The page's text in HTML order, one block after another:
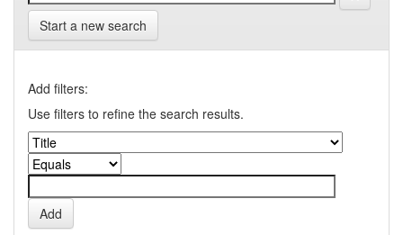
Start a new search
Add filters:
Use filters to refine the search results.